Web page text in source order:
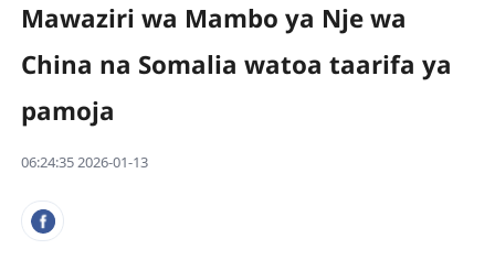
Mawaziri wa Mambo ya Nje wa
China na Somalia watoa taarifa ya
pamoja
06:24:35 2026-01-13